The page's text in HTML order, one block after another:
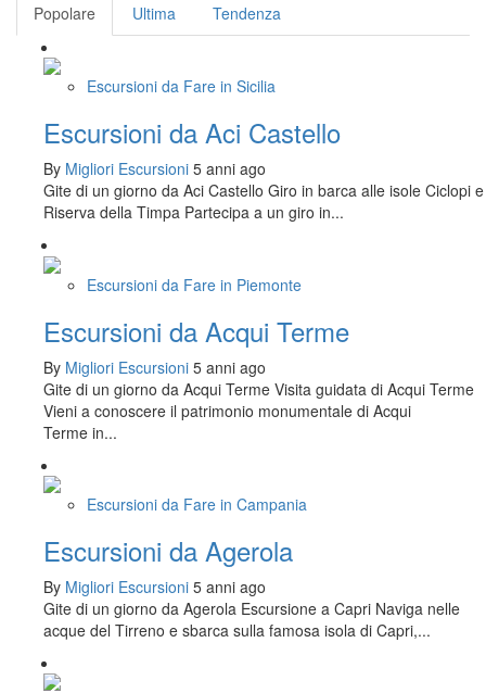
Popolare Ultima Tendenza
Escursioni da Fare in Sicilia
Escursioni da Aci Castello
By Migliori Escursioni 5 anni ago
Gite di un giorno da Aci Castello Giro in barca alle isole Ciclopi e
Riserva della Timpa Partecipa a un giro in...
Escursioni da Fare in Piemonte
Escursioni da Acqui Terme
By Migliori Escursioni 5 anni ago
Gite di un giorno da Acqui Terme Visita guidata di Acqui Terme
Vieni a conoscere il patrimonio monumentale di Acqui
Terme in...
Escursioni da Fare in Campania
Escursioni da Agerola
By Migliori Escursioni 5 anni ago
Gite di un giorno da Agerola Escursione a Capri Naviga nelle
acque del Tirreno e sbarca sulla famosa isola di Capri,...